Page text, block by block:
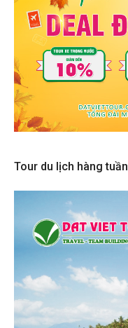
Tour du lịch hàng tuần